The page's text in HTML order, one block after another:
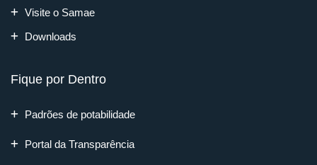
Visite o Samae
Downloads
Fique por Dentro
Padrões de potabilidade
Portal da Transparência